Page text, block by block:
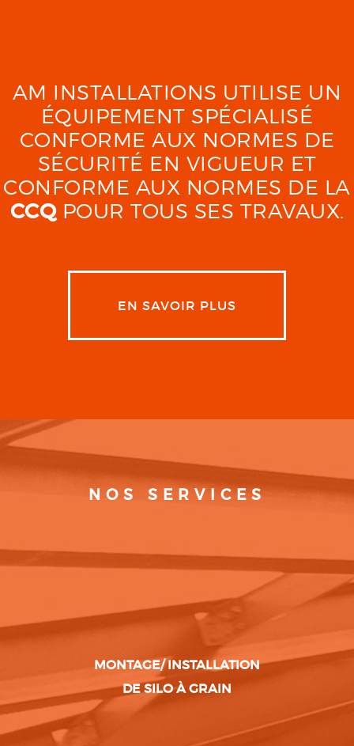
AM INSTALLATIONS UTILISE UN
ÉQUIPEMENT SPÉCIALISÉ
CONFORME AUX NORMES DE
SÉCURITÉ EN VIGUEUR ET
CONFORME AUX NORMES DE LA
CCQPOUR TOUS SES TRAVAUX.
EN SAVOIR PLUS
NOS SERVICES
MONTAGE/ INSTALLATION
DE SILO À GRAIN